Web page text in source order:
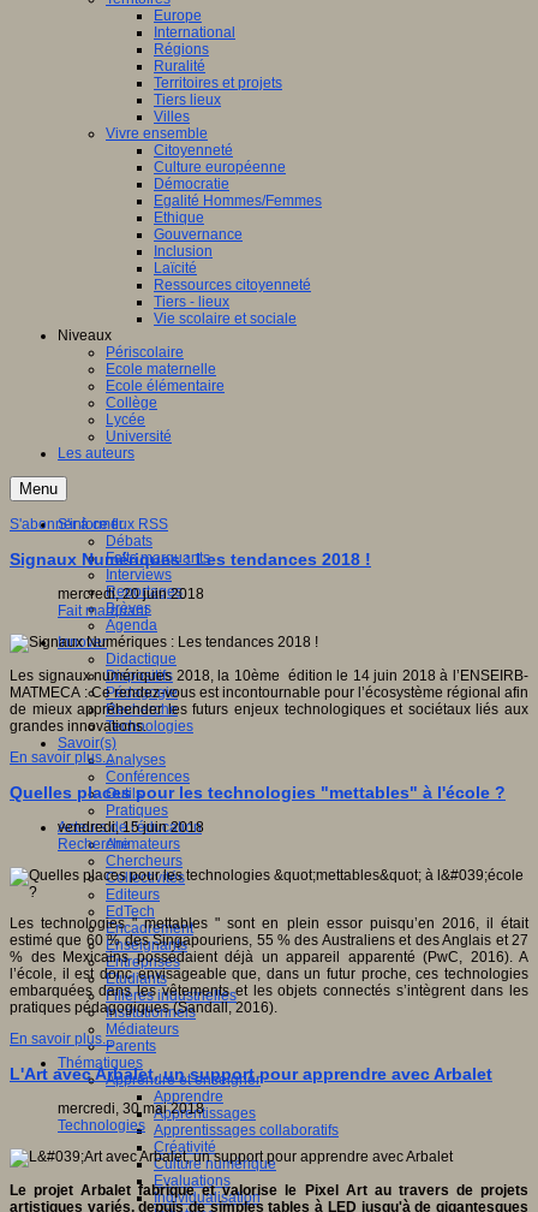
Europe
International
Régions
Ruralité
Territoires et projets
Tiers lieux
Villes
Vivre ensemble
Citoyenneté
Culture européenne
Démocratie
Egalité Hommes/Femmes
Ethique
Gouvernance
Inclusion
Laïcité
Ressources citoyenneté
Tiers - lieux
Vie scolaire et sociale
Niveaux
Périscolaire
Ecole maternelle
Ecole élémentaire
Collège
Lycée
Université
Les auteurs
Menu
S'informer
Débats
Faits marquants
Interviews
Reportages
Brèves
Agenda
Innover
Didactique
Dispositifs
Pédagogie
Recherche
Technologies
Savoir(s)
Analyses
Conférences
Outils
Pratiques
Acteurs de l'éducation
Animateurs
Chercheurs
Collectivités
Editeurs
EdTech
Encadrement
Enseignants
Entreprises
Etudiants
Filières industrielles
Institutionnels
Médiateurs
Parents
Thématiques
Apprendre et enseigner
Apprendre
Apprentissages
Apprentissages collaboratifs
Créativité
Culture numérique
Evaluations
Individualisation
S'abonner à ce flux RSS
Signaux Numériques : Les tendances 2018 !
mercredi, 20 juin 2018
Fait marquant
Les signaux numériques 2018, la 10ème édition le 14 juin 2018 à l’ENSEIRB-
MATMECA : Ce rendez-vous est incontournable pour l’écosystème régional afin
de mieux appréhender les futurs enjeux technologiques et sociétaux liés aux
grandes innovations.
En savoir plus...
Quelles places pour les technologies "mettables" à l'école ?
vendredi, 15 juin 2018
Recherche
Les technologies " mettables " sont en plein essor puisqu’en 2016, il était
estimé que 60 % des Singapouriens, 55 % des Australiens et des Anglais et 27
% des Mexicains possédaient déjà un appareil apparenté (PwC, 2016). A
l’école, il est donc envisageable que, dans un futur proche, ces technologies
embarquées dans les vêtements et les objets connectés s’intègrent dans les
pratiques pédagogiques (Sandall, 2016).
En savoir plus...
L'Art avec Arbalet, un support pour apprendre avec Arbalet
mercredi, 30 mai 2018
Technologies
Le projet Arbalet fabrique et valorise le Pixel Art au travers de projets
artistiques variés, depuis de simples tables à LED jusqu'à de gigantesques